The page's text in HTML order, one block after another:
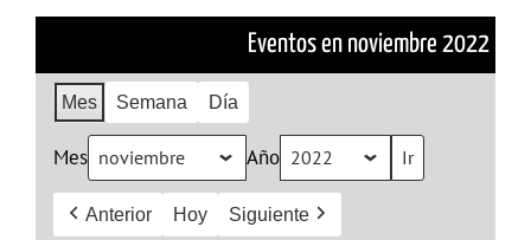
Eventos en noviembre 2022
Mes Semana Día
Mes Año
Anterior Hoy Siguiente